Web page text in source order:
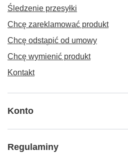
Śledzenie przesyłki
Chcę zareklamować produkt
Chcę odstąpić od umowy
Chcę wymienić produkt
Kontakt
Konto
Regulaminy